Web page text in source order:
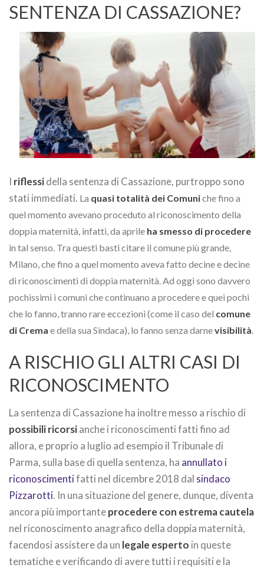
SENTENZA DI CASSAZIONE?
I riflessidella sentenza di Cassazione, purtroppo sono
stati immediati. La quasi totalità dei Comuniche fino a
quel momento avevano proceduto al riconoscimento della
doppia maternità, infatti, da aprile ha smesso di procedere
in tal senso. Tra questi basti citare il comune più grande,
Milano, che fino a quel momento aveva fatto decine e decine
di riconoscimenti di doppia maternità.Ad oggi sono davvero
pochissimi i comuni che continuano a procedere e quei pochi
che lo fanno, tranno rare eccezioni (come il caso del comune
di Crema e della sua Sindaca), lo fanno senza darnevisibilità.
A RISCHIO GLI ALTRI CASI DI
RICONOSCIMENTO
La sentenza di Cassazione ha inoltre messo a rischio di
possibili ricorsianche i riconoscimenti fatti fino ad
allora, e proprio a luglio ad esempio il Tribunale di
Parma, sulla base di quella sentenza, ha annullato i
riconoscimentifatti nel dicembre 2018 dal sindaco
Pizzarotti. In una situazione del genere, dunque, diventa
ancora più importanteprocedere con estrema cautela
nel riconoscimento anagrafico della doppia maternità,
facendosi assistere da un legale esperto in queste
tematiche e verificando di avere tutti i requisiti e la